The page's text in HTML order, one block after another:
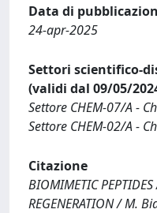
Data di
24-apr-2025
Settori scientifico-
(validi dal 09/05/
Settore CHEM-07/A -
Settore CHEM-02/A -
Citazione
BIOMIMETIC
REGENERATION / M.